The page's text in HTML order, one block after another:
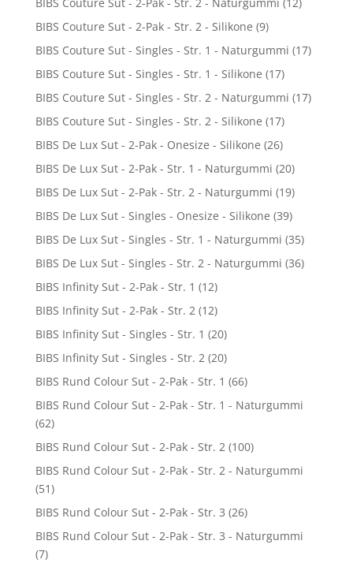
BIBS Couture Sut - 2-Pak - Str. 2 - Silikone (9)
BIBS Couture Sut - Singles - Str. 1 - Naturgummi (17)
BIBS Couture Sut - Singles - Str. 1 - Silikone (17)
BIBS Couture Sut - Singles - Str. 2 - Naturgummi (17)
BIBS Couture Sut - Singles - Str. 2 - Silikone (17)
BIBS De Lux Sut - 2-Pak - Onesize - Silikone (26)
BIBS De Lux Sut - 2-Pak - Str. 1 - Naturgummi (20)
BIBS De Lux Sut - 2-Pak - Str. 2 - Naturgummi (19)
BIBS De Lux Sut - Singles - Onesize - Silikone (39)
BIBS De Lux Sut - Singles - Str. 1 - Naturgummi (35)
BIBS De Lux Sut - Singles - Str. 2 - Naturgummi (36)
BIBS Infinity Sut - 2-Pak - Str. 1 (12)
BIBS Infinity Sut - 2-Pak - Str. 2 (12)
BIBS Infinity Sut - Singles - Str. 1 (20)
BIBS Infinity Sut - Singles - Str. 2 (20)
BIBS Rund Colour Sut - 2-Pak - Str. 1 (66)
BIBS Rund Colour Sut - 2-Pak - Str. 1 - Naturgummi
(62)
BIBS Rund Colour Sut - 2-Pak - Str. 2 (100)
BIBS Rund Colour Sut - 2-Pak - Str. 2 - Naturgummi
(51)
BIBS Rund Colour Sut - 2-Pak - Str. 3 (26)
BIBS Rund Colour Sut - 2-Pak - Str. 3 - Naturgummi
(7)